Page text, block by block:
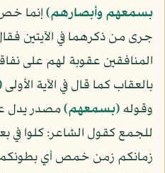
بسمعهم وأبصارهم﴾إنما خص
جرى من ذكرهما في الآيتين
المنافقين عقوبة لهم على
بالعقاب كما قال في الآية الأولى
وقوله﴿بسمعهم﴾مصدر يدل
للجمع كقول الشاعر: كلوا
زمانكم زمن خمص أي بطونكم